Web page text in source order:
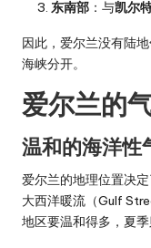
东南部 ：与凯尔
因此，爱尔兰没有陆
海峡分开。
爱尔兰的
温和的海洋性
爱尔兰的地理位置决
大西洋暖流（Gulf
地区要温和得多，夏